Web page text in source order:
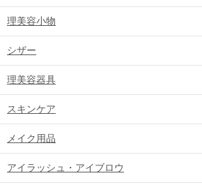
理美容小物
シザー
理美容器具
スキンケア
メイク用品
アイラッシュ・アイブロウ